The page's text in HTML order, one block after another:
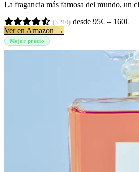
La fragancia más famosa del mundo, un
(3.210) desde 95€ – 160€
Ver en Amazon →
Mejor precio